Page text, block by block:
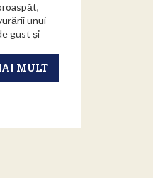
unui
gust și
MULT